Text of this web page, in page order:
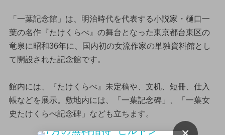
「一葉記念館」は、明治時代を代表する小説家・樋口一
葉の名作『たけくらべ』の舞台となった東京都台東区の
竜泉に昭和36年に、国内初の女流作家の単独資料館とし
て開設された記念館です。
館内には、『たけくらべ』未定稿や、文机、短冊、仕入
帳などを展示。敷地内には、「一葉記念碑」、「一葉女
史たけくらべ記念碑」なども立ちます。